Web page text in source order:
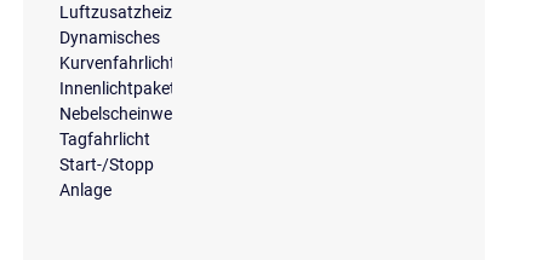
Luftzusatzheizung
Dynamisches
Kurvenfahrlicht
Innenlichtpaket
Nebelscheinwerfer
Tagfahrlicht
Start-/Stopp
Anlage